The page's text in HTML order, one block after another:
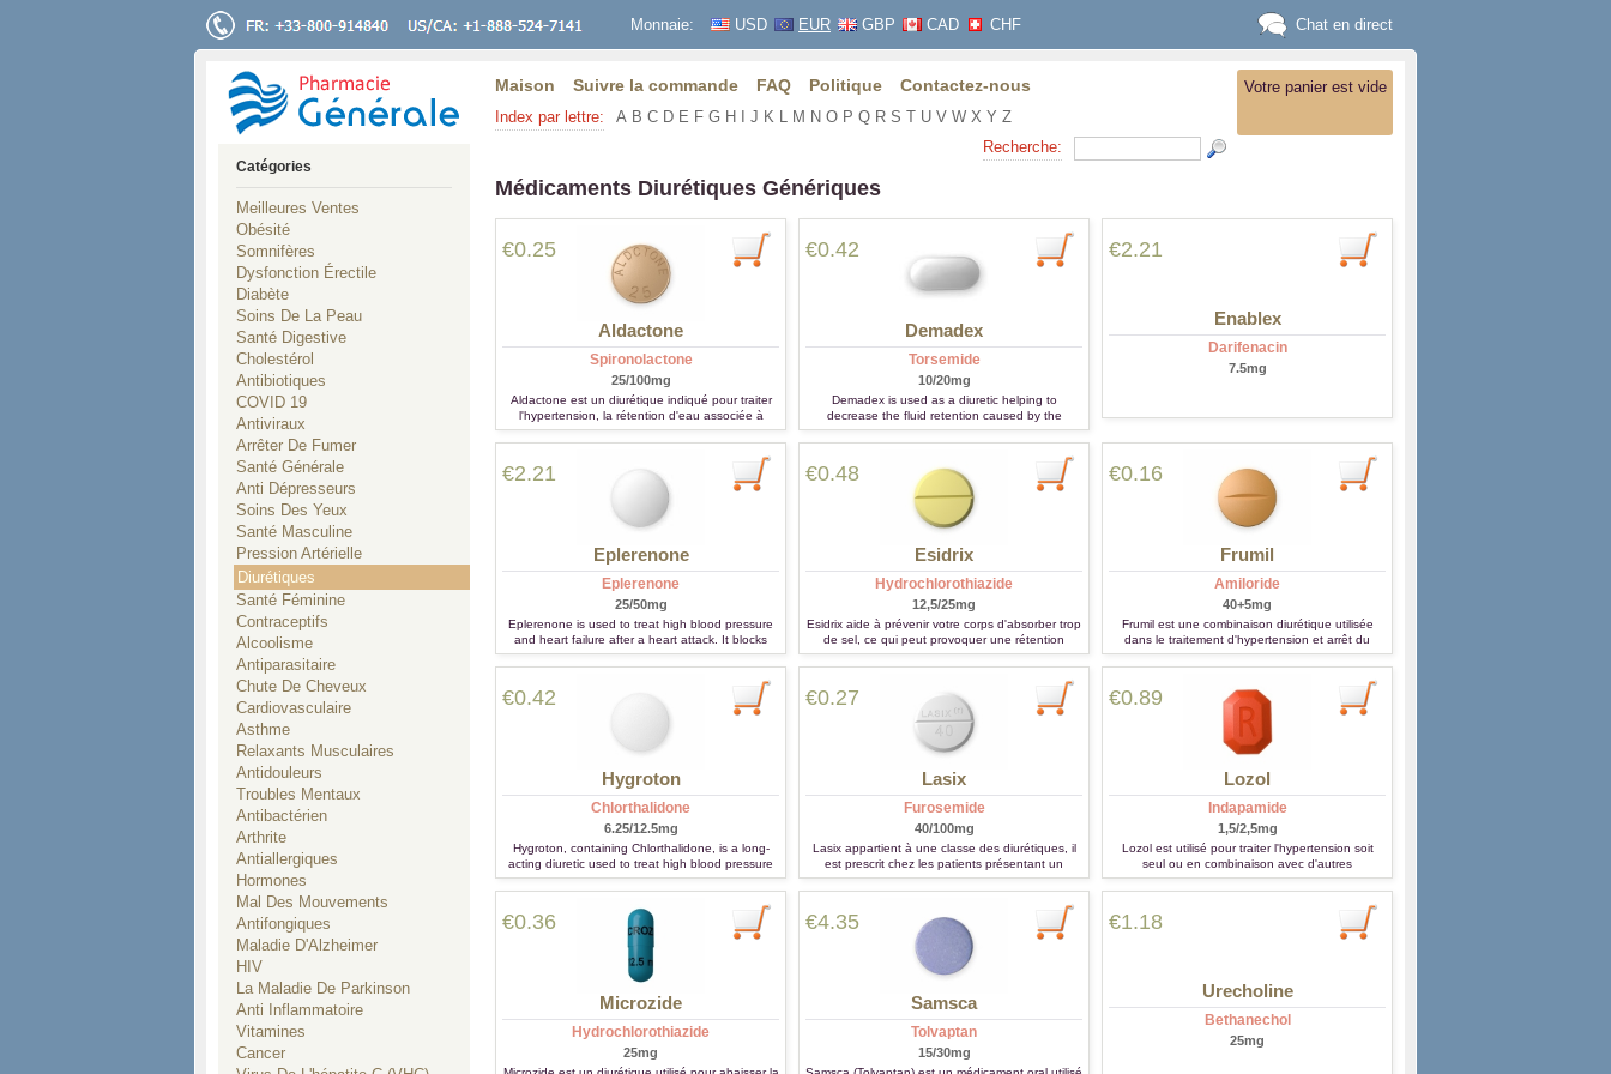
Monnaie: USD EUR GBP CAD CHF Chat en direct
Votre panier est vide
Maison Suivre la commande FAQ Politique Contactez-nous
Index par lettre: A B C D E F G H J K L M N O P Q R S T U V W X Y Z
Recherche:
Médicaments Diurétiques Génériques
€0.25
Aldactone
Spironolactone
25/100mg
Aldactone est un diurétique indiqué pour traiter
l'hypertension, la rétention d'eau associée à
l'insuffisance cardiaque congestive, la cirrhose et
le syndrome néphrotique.
€0.42
Demadex
Torsemide
10/20mg
Demadex is used as a diuretic helping to
decrease the fluid retention caused by the
congestive heart failure, a kidney disease and
cirrhosis.
€2.21
Enablex
Darifenacin
7.5mg
€2.21
Eplerenone
Eplerenone
25/50mg
Eplerenone is used to treat high blood pressure
and heart failure after a heart attack. It blocks
aldosterone to help remove excess salt and fluid
from the body. The drug requires monitoring of
potassium levels and kidney function. It should be
taken as prescribed and stored in a cool, dry
€0.48
Esidrix
Hydrochlorothiazide
12,5/25mg
Esidrix aide à prévenir votre corps d'absorber trop
de sel, ce qui peut provoquer une rétention
hydrique. De plus le médicament est utilisé pour
traiter l'hypertension artérielle (hypertension).
€0.16
Frumil
Amiloride
40+5mg
Frumil est une combinaison diurétique utilisée
dans le traitement d'hypertension et arrêt du
coeur congestive, syndrome oedémateux
d'origine différente.
€0.42
Hygroton
Chlorthalidone
6.25/12.5mg
Hygroton, containing Chlorthalidone, is a long-
acting diuretic used to treat high blood pressure
and fluid buildup. It helps the body remove
excess water and salt, which reduces blood
pressure and swelling. The medication is typically
taken once daily and may require electrolyte
monitoring. Hygroton is an effective option for
managing hypertension and related fluid
retention.
€0.27
Lasix
Furosemide
40/100mg
Lasix appartient à une classe des diurétiques, il
est prescrit chez les patients présentant un
gonflement causé par une insuffisance cardiaque
congestive.
€0.89
Lozol
Indapamide
1,5/2,5mg
Lozol est utilisé pour traiter l'hypertension soit
seul ou en combinaison avec d'autres
antihypertenseurs.
€0.36
Microzide
Hydrochlorothiazide
25mg
€4.35
Samsca
Tolvaptan
15/30mg
€1.18
Urecholine
Bethanechol
25mg
Catégories
Meilleures Ventes
Obésité
Somnifères
Dysfonction Érectile
Diabète
Soins De La Peau
Santé Digestive
Cholestérol
Antibiotiques
COVID 19
Antiviraux
Arrêter De Fumer
Santé Générale
Anti Dépresseurs
Soins Des Yeux
Santé Masculine
Pression Artérielle
Diurétiques
Santé Féminine
Contraceptifs
Alcoolisme
Antiparasitaire
Chute De Cheveux
Cardiovasculaire
Asthme
Relaxants Musculaires
Antidouleurs
Troubles Mentaux
Antibactérien
Arthrite
Antiallergiques
Hormones
Mal Des Mouvements
Antifongiques
Maladie D'Alzheimer
HIV
La Maladie De Parkinson
Anti Inflammatoire
Vitamines
Cancer